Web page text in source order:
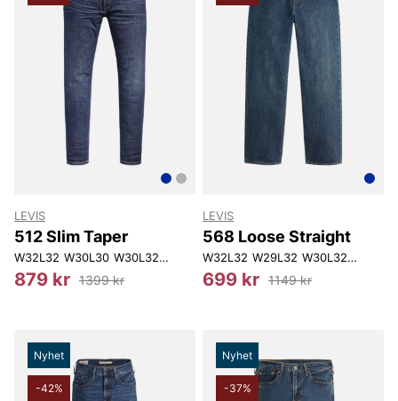
LEVIS
512 Slim Taper
W32L32 W30L30 W30L32 W31L30 W31L32 W33L30 W33L32
879 kr 1399 kr
LEVIS
568 Loose Straight
W32L32 W29L32 W30L32 W30L34
699 kr 1149 kr
Nyhet
-42%
Nyhet
-37%